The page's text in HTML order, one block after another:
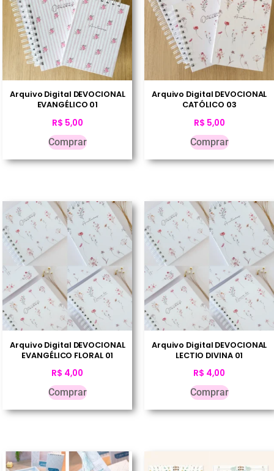
Arquivo Digital DEVOCIONAL
EVANGÉLICO 01
R$ 5,00
Comprar
Arquivo Digital DEVOCIONAL
CATÓLICO 03
R$ 5,00
Comprar
Arquivo Digital DEVOCIONAL
EVANGÉLICO FLORAL 01
R$ 4,00
Comprar
Arquivo Digital DEVOCIONAL
LECTIO DIVINA 01
R$ 4,00
Comprar